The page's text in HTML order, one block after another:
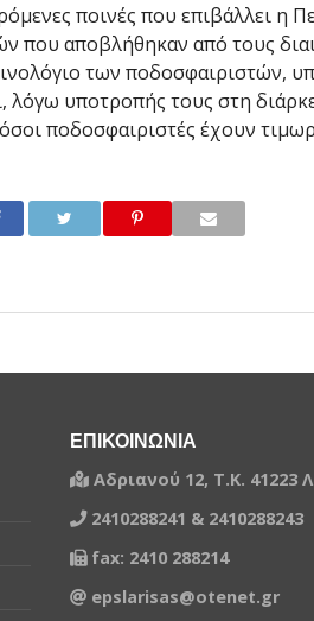
ποινές που επιβάλλει η
αποβλήθηκαν από τους
των ποδοσφαιριστών,
λόγω υποτροπής τους στη
ποδοσφαιριστές έχουν
ΕΠΙΚΟΙΝΩΝΙΑ
Αδριανού 12, Τ.Κ. 41223
2410288241 & 2410288243
fax: 2410 288214
epslarisas@otenet.gr